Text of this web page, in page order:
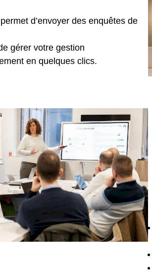
d’envoyer des enquêtes de
gérer votre gestion
en quelques clics.